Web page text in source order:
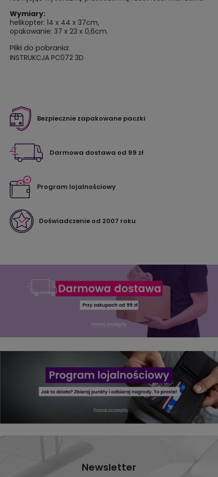
Wymiary:
helikopter: 14 x 44 x 37cm,
opakowanie: 37 x 23 x 0,6cm.
Pliki do pobrania:
INSTRUKCJA PC072 3D
Bezpiecznie zapakowane paczki
Darmowa dostawa od 99 zł
Program lojalnościowy
Doświadczenie od 2007 roku
Newsletter